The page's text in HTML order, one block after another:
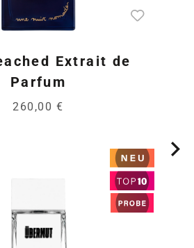
Extrait de
Parfum
260,00 €